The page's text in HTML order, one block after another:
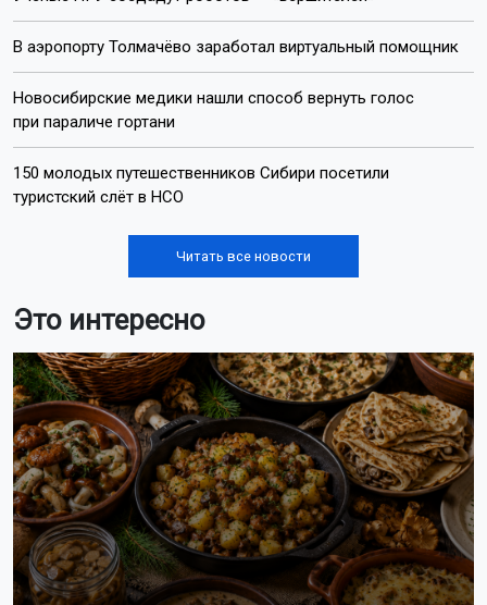
В аэропорту Толмачёво заработал виртуальный помощник
Новосибирские медики нашли способ вернуть голос
при параличе гортани
150 молодых путешественников Сибири посетили
туристский слёт в НСО
Читать все новости
Это интересно